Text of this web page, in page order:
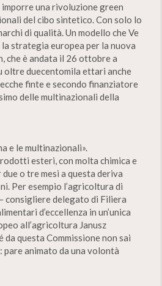
imporre una rivoluzione green
del cibo sintetico. Con solo lo
di qualità. Un modello che Ve
strategia europea per la nuova
che è andata il 26 ottobre a
oltre duecentomila ettari anche
finte e secondo finanziatore
delle multinazionali della
e le multinazionali».
esteri, con molta chimica e
o tre mesi a questa deriva
Per esempio l’agricoltura di
consigliere delegato di Filiera
d’eccellenza in un’unica
all’agricoltura Janusz
questa Commissione non sai
animato da una volontà